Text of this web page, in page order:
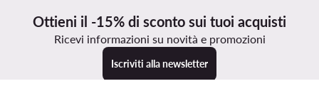
Ottieni il -15% di sconto sui tuoi acquisti
Ricevi informazioni su novità e promozioni
Iscriviti alla newsletter